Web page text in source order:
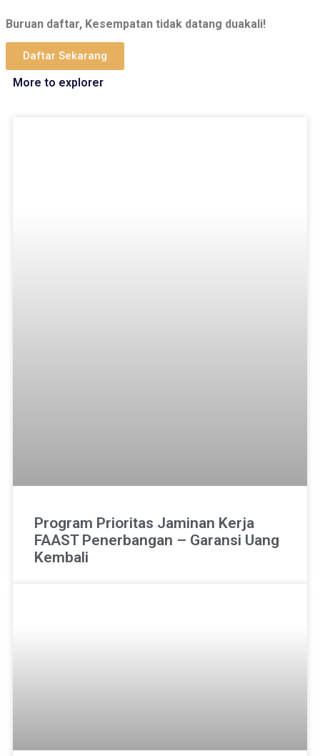
Buruan daftar, Kesempatan tidak datang duakali!
Daftar Sekarang
More to explorer
Program Prioritas Jaminan Kerja
FAAST Penerbangan – Garansi Uang
Kembali